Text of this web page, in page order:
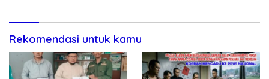
Rekomendasi untuk kamu